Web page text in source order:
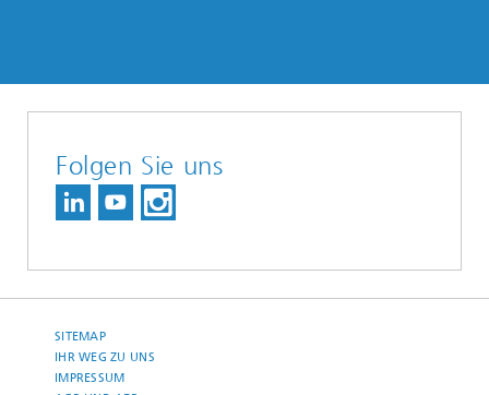
Folgen Sie uns
SITEMAP
IHR WEG ZU UNS
IMPRESSUM